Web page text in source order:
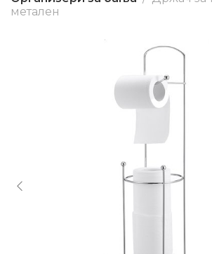
метален